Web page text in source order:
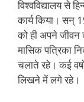
विश्वविद्यालय से
कार्य किया। सन्
को ही अपने जीवन
मासिक पत्रिका
चलाते रहे। कई
लिखने में लगे रहे।